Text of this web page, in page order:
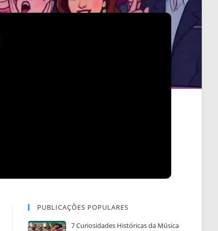
PUBLICAÇÕES POPULARES
7 Curiosidades Históricas da Música